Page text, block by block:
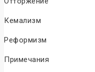
Кемализм
Реформизм
Примечания